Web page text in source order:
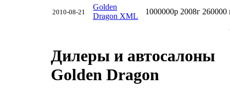
2010-08-21
Golden
Dragon XML
1000000р 2008г 260000
Дилеры и автосалоны
Golden Dragon